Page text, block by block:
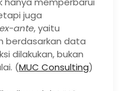
juga
ex-ante, yaitu
berdasarkan data
dilakukan, bukan
(MUC Consulting)